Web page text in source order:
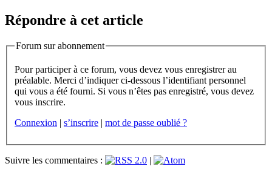
Répondre à cet article
Forum sur abonnement
Pour participer à ce forum, vous devez vous enregistrer au
préalable. Merci d’indiquer ci-dessous l’identifiant personnel
qui vous a été fourni. Si vous n’êtes pas enregistré, vous devez
vous inscrire.
Connexion | s’inscrire | mot de passe oublié ?
Suivre les commentaires :
|